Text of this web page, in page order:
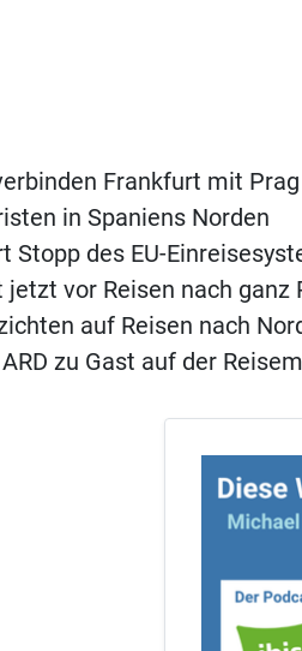
Frankfurt mit Prag
in Spaniens Norden
des EU-
vor Reisen nach ganz
auf Reisen nach
zu Gast auf der